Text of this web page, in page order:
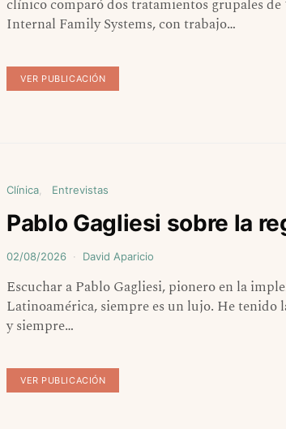
clínico comparó dos tratamientos grupales de
Internal Family Systems, con trabajo…
VER PUBLICACIÓN
Clínica Entrevistas
Pablo Gagliesi sobre la
02/08/2026 David Aparicio
Escuchar a Pablo Gagliesi, pionero en la
Latinoamérica, siempre es un lujo. He
y siempre…
VER PUBLICACIÓN